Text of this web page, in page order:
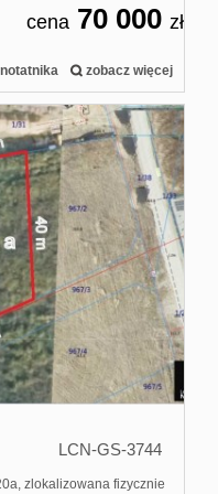
cena 70 000 zł
zobacz więcej
LCN-GS-3744
zlokalizowana fizycznie